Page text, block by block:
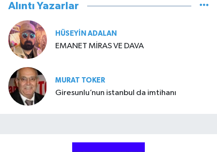
Alıntı Yazarlar
HÜSEYIN ADALAN
EMANET MİRAS VE DAVA
MURAT TOKER
Giresunlu’nun istanbul da imtihanı